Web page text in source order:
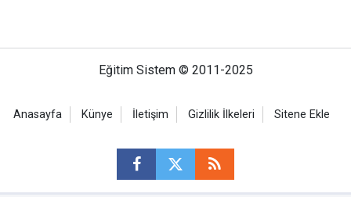
Eğitim Sistem © 2011-2025
Anasayfa Künye İletişim Gizlilik İlkeleri Sitene Ekle